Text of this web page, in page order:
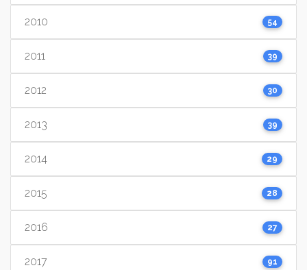
2010 54
2011 39
2012 30
2013 39
2014 29
2015 28
2016 27
2017 91